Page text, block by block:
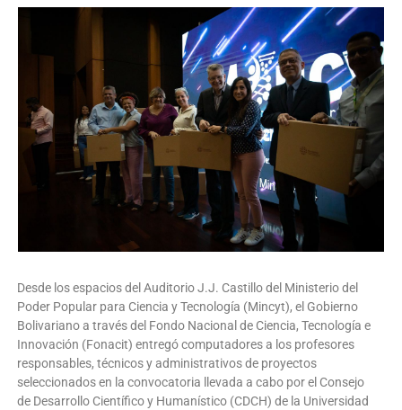
Desde los espacios del Auditorio J.J. Castillo del Ministerio del
Poder Popular para Ciencia y Tecnología (Mincyt), el Gobierno
Bolivariano a través del Fondo Nacional de Ciencia, Tecnología e
Innovación (Fonacit) entregó computadores a los profesores
responsables, técnicos y administrativos de proyectos
seleccionados en la convocatoria llevada a cabo por el Consejo
de Desarrollo Científico y Humanístico (CDCH) de la Universidad